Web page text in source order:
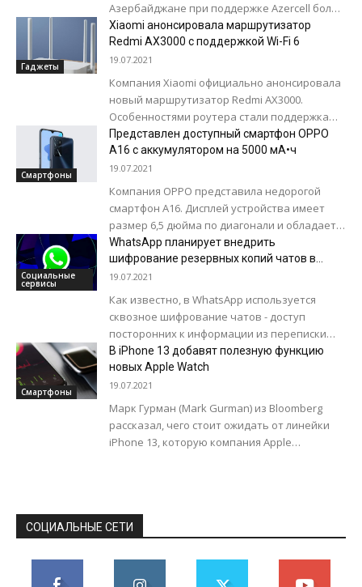
Азербайджане при поддержке Azercell более
11 лет, представила отчет за июнь текущего
года. На горячую линию...
Гаджеты
Xiaomi анонсировала маршрутизатор
Redmi AX3000 с поддержкой Wi-Fi 6
19.07.2021
Компания Xiaomi официально анонсировала
новый маршрутизатор Redmi AX3000.
Особенностями роутера стали поддержка
стандарта Wi-Fi 6, а также наличие нового
поколения чипов Qualcomm в паре...
Смартфоны
Представлен доступный смартфон OPPO
A16 с аккумулятором на 5000 мА•ч
19.07.2021
Компания OPPO представила недорогой
смартфон A16. Дисплей устройства имеет
размер 6,5 дюйма по диагонали и обладает
разрешением HD+. Частота обновления
панели составляет 60 Hz....
Социальные
сервисы
WhatsApp планирует внедрить
шифрование резервных копий чатов в
облаке
19.07.2021
Как известно, в WhatsApp используется
сквозное шифрование чатов - доступ
посторонних к информации из переписки
практически невозможен. Но резервные
копии чатов, которые пользователи
хранят...
Смартфоны
В iPhone 13 добавят полезную функцию
новых Apple Watch
19.07.2021
Марк Гурман (Mark Gurman) из Bloomberg
рассказал, чего стоит ожидать от линейки
iPhone 13, которую компания Apple
СОЦИАЛЬНЫЕ СЕТИ